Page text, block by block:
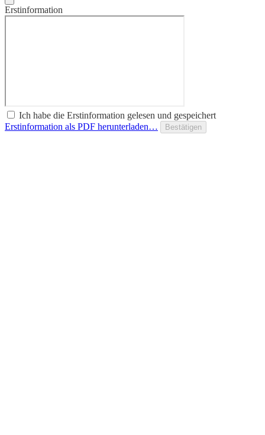
Erstinformation
Ich habe die Erstinformation gelesen und gespeichert
Erstinformation als PDF herunterladen…
Bestätigen